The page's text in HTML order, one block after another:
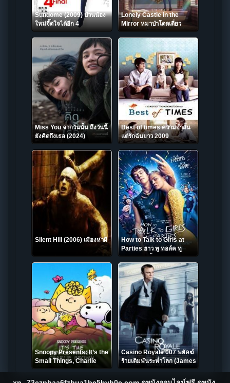
Sundome (2009) ป่วนน้อง
ใหม่จี๊ดใจได้อีก 4
Lonely Castle in the
Mirror หมาป่าโดดเดี่ยว
ปราสาทเดียวดายในกระจก
Miss You จากวันนั้น ถึงวันนี้
ยังคิดถึงเธอ (2024)
Best of times ความจำสั้น
แต่รักฉันยาว 2009
Silent Hill (2006) เมืองห่าผี
How to Talk to Girls at
Parties ฮาว ทู ทอล์ค ทู
เกิร์ลส์ ปาร์ตี้ (2017)
Snoopy Presents: It’s the
Small Things, Charlie
Brown (2022)
Casino Royale 007 พยัคฆ์
ร้ายเดิมพันระห่ำโลก (James
Bond 007 ภาค 21) (2006)